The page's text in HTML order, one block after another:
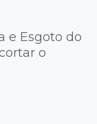
e Esgoto do
o